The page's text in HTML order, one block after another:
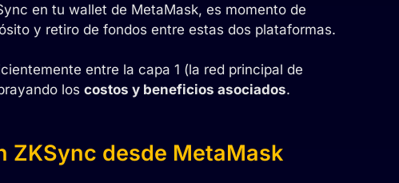
en tu wallet de MetaMask, es momento de
y retiro de fondos entre estas dos plataformas.
entre la capa 1 (la red principal de
los costos y beneficios asociados.
ZKSync desde MetaMask